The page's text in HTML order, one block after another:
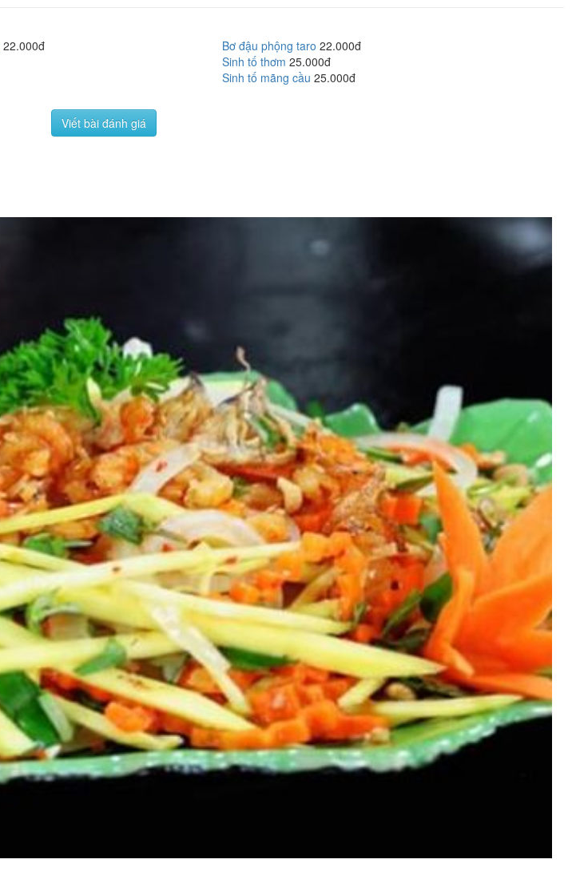
22.000đ Bơ đậu phộng taro 22.000đ
Sinh tố thơm 25.000đ
Sinh tố mãng cầu 25.000đ
Viết bài đánh giá